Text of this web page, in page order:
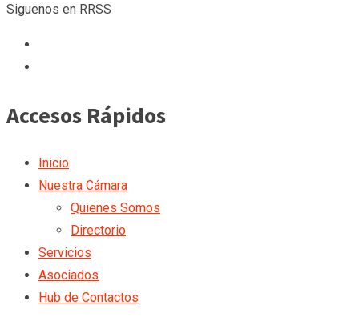
Siguenos en RRSS
Accesos Rápidos
Inicio
Nuestra Cámara
Quienes Somos
Directorio
Servicios
Asociados
Hub de Contactos